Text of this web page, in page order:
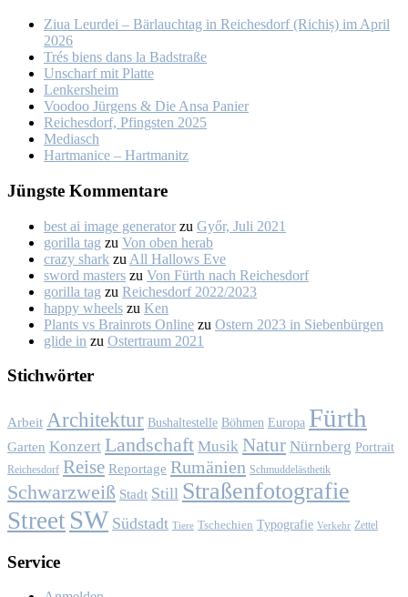
Ziua Leur­dei – Bär­lauch­tag in Rei­ches­dorf (Ri­chiș) im April
2026
Trés biens dans la Bad­stra­ße
Un­scharf mit Plat­te
Len­kers­heim
Voo­doo Jür­gens & Die An­sa Pa­nier
Rei­ches­dorf, Pfings­ten 2025
Me­dia­sch
Hart­ma­nice – Hart­ma­nitz
Jüngs­te Kom­men­ta­re
best ai image generator zu Győr, Ju­li 2021
gorilla tag zu Von oben her­ab
crazy shark zu All Hal­lows Eve
sword masters zu Von Fürth nach Rei­ches­dorf
gorilla tag zu Rei­ches­dorf 2022/2023
happy wheels zu Ken
Plants vs Brainrots Online zu Os­tern 2023 in Sie­ben­bür­gen
glide in zu Os­ter­traum 2021
Stich­wör­ter
Arbeit Architektur Bushaltestelle Böhmen Europa Fürth
Garten Konzert Landschaft Musik Natur Nürnberg Portrait
Reichesdorf Reise Reportage Rumänien Schmuddelästhetik
Schwarzweiß Stadt Still Straßenfotografie
Street SW Südstadt Tiere Tschechien Typografie Verkehr Zettel
Ser­vice